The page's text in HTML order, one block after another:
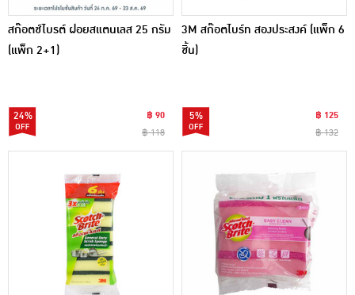
สก๊อตช์ไบรต์ ฝอยสแตนเลส 25 กรัม
(แพ็ก 2+1)
24%
฿ 90
฿ 118
3M สก๊อตไบร์ท สองประสงค์ (แพ็ก 6
ชิ้น)
5%
฿ 125
฿ 132